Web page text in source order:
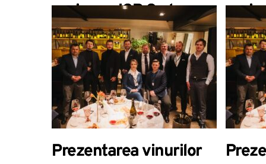
regiunea IGP Codru
Prezentarea vinurilor